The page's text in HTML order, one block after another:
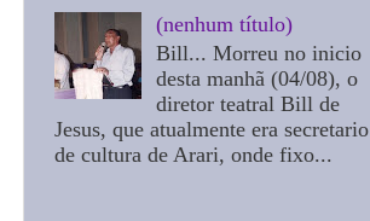
(nenhum título)
Bill... Morreu no inicio
desta manhã (04/08), o
diretor teatral Bill de
Jesus, que atualmente era secretario
de cultura de Arari, onde fixo...